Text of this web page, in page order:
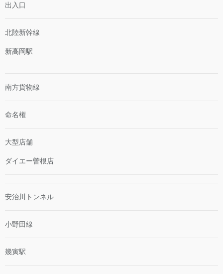
出入口
北陸新幹線
新高岡駅
南方貨物線
命名権
大型店舗
ダイエー曽根店
安治川トンネル
小野田線
幾寅駅